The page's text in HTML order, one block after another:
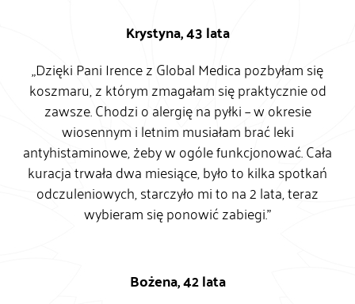
Krystyna, 43 lata
„Dzięki Pani Irence z Global Medica pozbyłam się
koszmaru, z którym zmagałam się praktycznie od
zawsze. Chodzi o alergię na pyłki – w okresie
wiosennym i letnim musiałam brać leki
antyhistaminowe, żeby w ogóle funkcjonować. Cała
kuracja trwała dwa miesiące, było to kilka spotkań
odczuleniowych, starczyło mi to na 2 lata, teraz
wybieram się ponowić zabiegi.”
Bożena, 42 lata